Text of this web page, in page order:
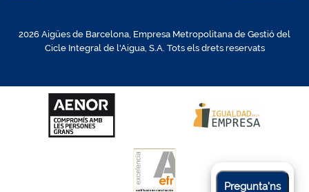
Pregunta'ns
2026 Aigües de Barcelona, Empresa Metropolitana de Gestió del
Cicle Integral de l'Aigua, S.A. Tots els drets reservats